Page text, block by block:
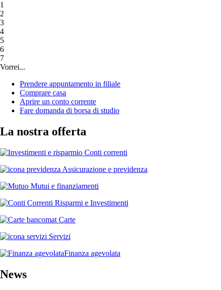
1
2
3
4
5
6
7
Vorrei...
Prendere appuntamento in filiale
Comprare casa
Aprire un conto corrente
Fare domanda di borsa di studio
La nostra offerta
Conti correnti
Assicurazione e previdenza
Mutui e finanziamenti
Risparmi e Investimenti
Carte
Servizi
Finanza agevolata
News